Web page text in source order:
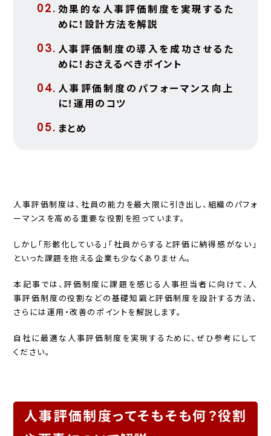
効果的な人事評価制度を実現するた
めに！設計方法を解説
人事評価制度の導入を成功させるた
めに！おさえるべきポイント
人事評価制度のパフォーマンス向上
に！運用のコツ
まとめ
人事評価制度は、社員の能力を最大限に引き出し、組織のパフォ
ーマンスを高める重要な役割を担っています。
しかし「形骸化している」「社員からすると評価に納得感がない」
といった課題を抱える企業も少なくありません。
本記事では、評価制度に課題を感じる人事担当者に向けて、人
事評価制度の役割などの基礎知識と評価制度を設計する方法、
さらには運用・改善のポイントを解説します。
自社に最適な人事評価制度を実現するために、ぜひ参考にして
ください。
人事評価制度ってそもそも何？役割